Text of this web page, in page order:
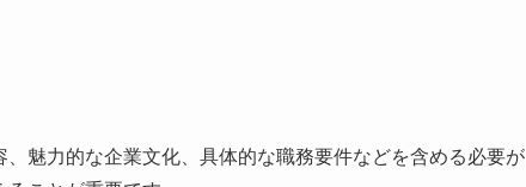
魅力的な企業文化、具体的な職務要件などを含める必要が